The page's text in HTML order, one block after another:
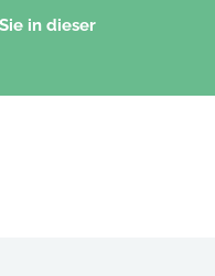
in dieser